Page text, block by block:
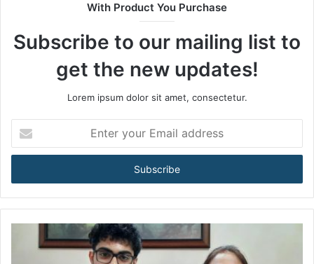
e
With Product You Purchase
Subscribe to our mailing list to
get the new updates!
Lorem ipsum dolor sit amet, consectetur.
t
r
y